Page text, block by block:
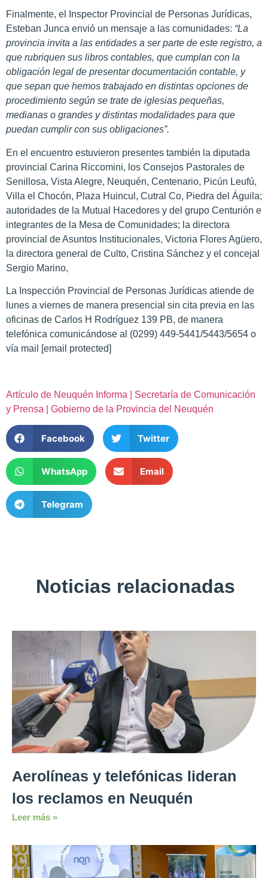
Finalmente, el Inspector Provincial de Personas Jurídicas,
Esteban Junca envió un mensaje a las comunidades: “La
provincia invita a las entidades a ser parte de este registro, a
que rubriquen sus libros contables, que cumplan con la
obligación legal de presentar documentación contable, y
que sepan que hemos trabajado en distintas opciones de
procedimiento según se trate de iglesias pequeñas,
medianas o grandes y distintas modalidades para que
puedan cumplir con sus obligaciones”.
En el encuentro estuvieron presentes también la diputada
provincial Carina Riccomini, los Consejos Pastorales de
Senillosa, Vista Alegre, Neuquén, Centenario, Picún Leufú,
Villa el Chocón, Plaza Huincul, Cutral Co, Piedra del Águila;
autoridades de la Mutual Hacedores y del grupo Centurión e
integrantes de la Mesa de Comunidades; la directora
provincial de Asuntos Institucionales, Victoria Flores Agüero,
la directora general de Culto, Cristina Sánchez y el concejal
Sergio Marino,
La Inspección Provincial de Personas Jurídicas atiende de
lunes a viernes de manera presencial sin cita previa en las
oficinas de Carlos H Rodríguez 139 PB, de manera
telefónica comunicándose al (0299) 449-5441/5443/5654 o
vía mail
[email protected]
Artículo de Neuquén Informa | Secretaría de Comunicación
y Prensa | Gobierno de la Provincia del Neuquén
Facebook Twitter
WhatsApp Email
Telegram
Noticias relacionadas
Aerolíneas y telefónicas lideran
los reclamos en Neuquén
Leer más »